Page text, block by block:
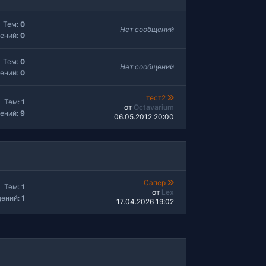
Тем: 0
0
Нет сообщений
Тем: 0
0
Нет сообщений
Тем: 1
9
тест2
от Octavarium
06.05.2012 20:00
Тем: 1
1
Сапер
от Lex
17.04.2026 19:02